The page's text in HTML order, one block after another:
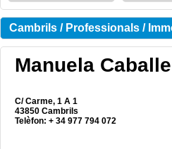
Cambrils / Professionals /
Manuela
C/ Carme, 1 A 1
43850 Cambrils
Telèfon: + 34 977 794 072